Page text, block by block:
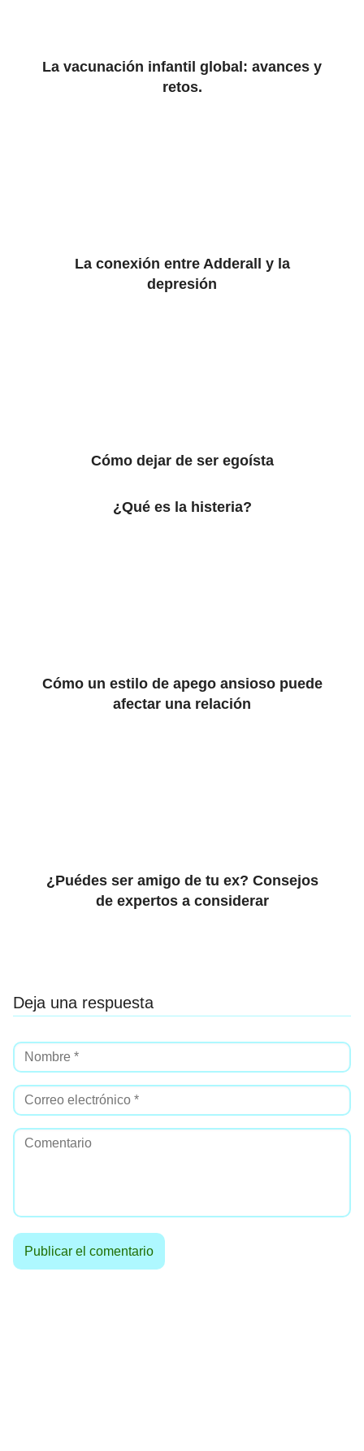
La vacunación infantil global: avances y
retos.
La conexión entre Adderall y la
depresión
Cómo dejar de ser egoísta
¿Qué es la histeria?
Cómo un estilo de apego ansioso puede
afectar una relación
¿Puédes ser amigo de tu ex? Consejos
de expertos a considerar
Deja una respuesta